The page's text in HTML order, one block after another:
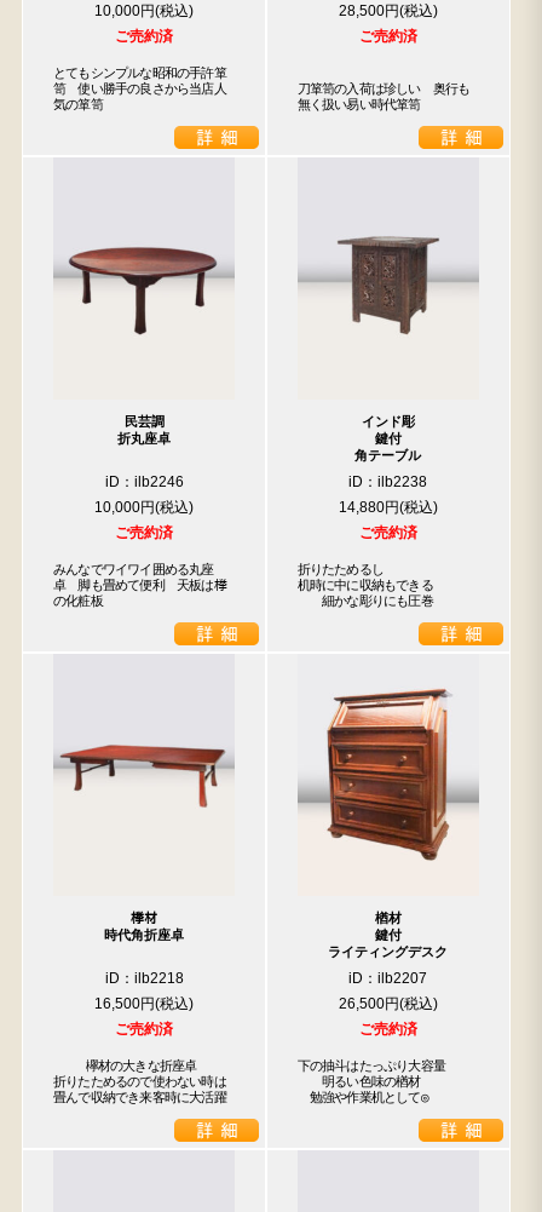
10,000円
ご売約済
とてもシンプルな昭和の手許箪
笥　使い勝手の良さから当店人
気の箪笥
28,500円
ご売約済
刀箪笥の入荷は珍しい　奥行も
無く扱い易い時代箪笥
民芸調
折丸座卓
iD：ilb2246
10,000円
ご売約済
みんなでワイワイ囲める丸座
卓　脚も畳めて便利　天板は﨔
の化粧板
インド彫
鍵付
角テーブル
iD：ilb2238
14,880円
ご売約済
折りたためるし
机時に中に収納もできる
細かな彫りにも圧巻
﨔材
時代角折座卓
iD：ilb2218
16,500円
ご売約済
欅材の大きな折座卓
折りたためるので使わない時は
畳んで収納でき来客時に大活躍
楢材
鍵付
ライティングデスク
iD：ilb2207
26,500円
ご売約済
下の抽斗はたっぷり大容量
明るい色味の楢材
勉強や作業机として◎